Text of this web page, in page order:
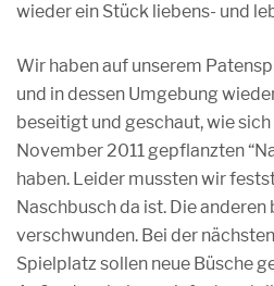
wieder ein Stück liebens- und
Wir haben auf unserem
und in dessen Umgebung
beseitigt und geschaut, wie sich
November 2011 gepflanzten
haben. Leider mussten wir
Naschbusch da ist. Die anderen
verschwunden. Bei der
Spielplatz sollen neue Büsche